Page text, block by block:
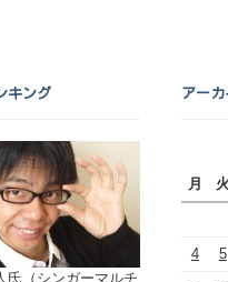
キング
氏（シンガーマルチ
アーカ
月
火
4 5